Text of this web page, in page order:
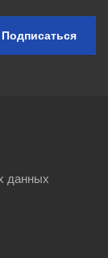
данных